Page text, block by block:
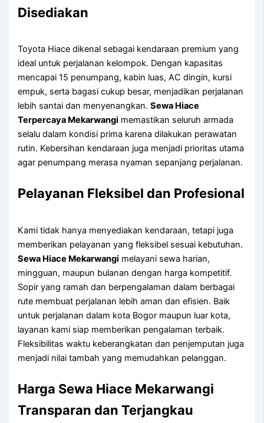
Disediakan
Toyota Hiace dikenal sebagai kendaraan premium yang
ideal untuk perjalanan kelompok. Dengan kapasitas
mencapai 15 penumpang, kabin luas, AC dingin, kursi
empuk, serta bagasi cukup besar, menjadikan perjalanan
lebih santai dan menyenangkan.Sewa Hiace
Terpercaya Mekarwangi memastikan seluruh armada
selalu dalam kondisi prima karena dilakukan perawatan
rutin. Kebersihan kendaraan juga menjadi prioritas utama
agar penumpang merasa nyaman sepanjang perjalanan.
Pelayanan Fleksibel dan Profesional
Kami tidak hanya menyediakan kendaraan, tetapi juga
memberikan pelayanan yang fleksibel sesuai kebutuhan.
Sewa Hiace Mekarwangi melayani sewa harian,
mingguan, maupun bulanan dengan harga kompetitif.
Sopir yang ramah dan berpengalaman dalam berbagai
rute membuat perjalanan lebih aman dan efisien. Baik
untuk perjalanan dalam kota Bogor maupun luar kota,
layanan kami siap memberikan pengalaman terbaik.
Fleksibilitas waktu keberangkatan dan penjemputan juga
menjadi nilai tambah yang memudahkan pelanggan.
Harga Sewa Hiace Mekarwangi
Transparan dan Terjangkau